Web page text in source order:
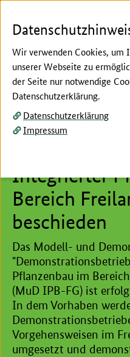
Hier beginnt der Hauptinhalt
MuD
Integrierter
Bereich
beschieden
Etablierung neuer
Das Modell- und
Pflanzenbau im
(MuD IPB-FG) ist
In dem Vorhaben
Vorgehensweisen im
umgesetzt und
Wir verwenden Cookies, um
unserer Webseite zu
der Seite nur notwendige
Datenschutzerklärung.
Datenschutzerklärung
Impressum